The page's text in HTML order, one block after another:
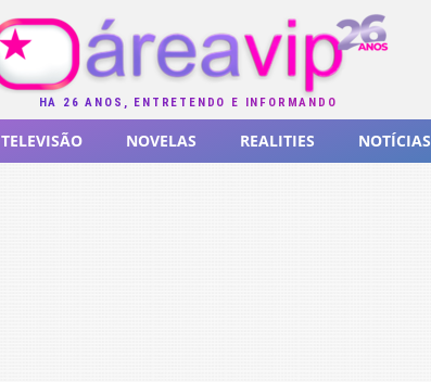
HÁ 26 ANOS, ENTRETENDO E INFORMANDO
TELEVISÃO NOVELAS REALITIES NOTÍCIAS